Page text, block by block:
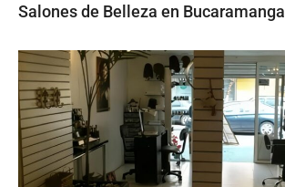
Salones de Belleza en Bucaramanga